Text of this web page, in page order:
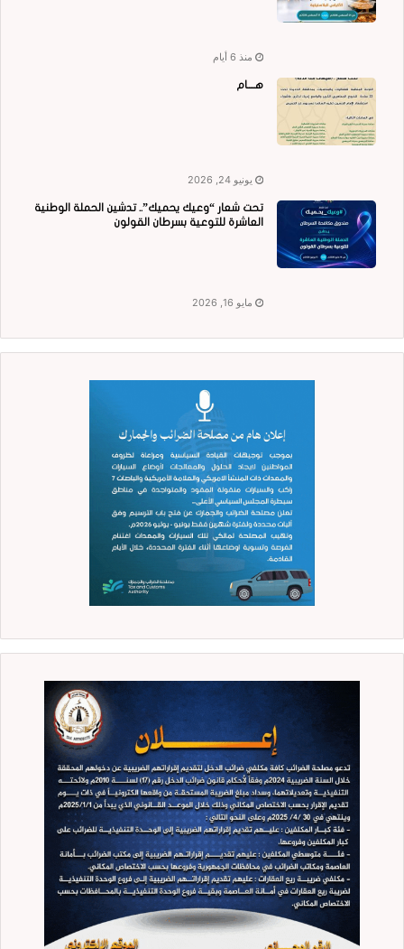
منذ 6 أيام
هــــام
يونيو 24, 2026
تحت شعار “وعيك يحميك”.. تدشين الحملة الوطنية
العاشرة للتوعية بسرطان القولون
مايو 16, 2026